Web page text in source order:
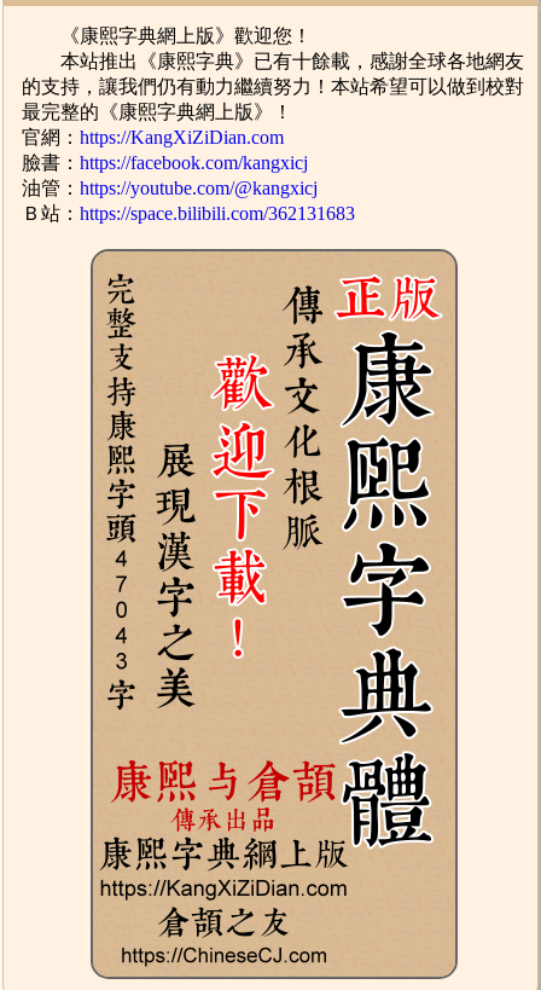
《康熙字典網上版》歡迎您！
本站推出《康熙字典》已有十餘載，感謝全球各地網友
的支持，讓我們仍有動力繼續努力！本站希望可以做到校對
最完整的《康熙字典網上版》！
官網：https://KangXiZiDian.com
臉書：https://facebook.com/kangxicj
油管：https://youtube.com/@kangxicj
Ｂ站：https://space.bilibili.com/362131683